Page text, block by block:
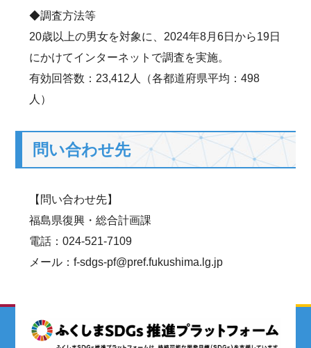
◆調査方法等
20歳以上の男女を対象に、2024年8月6日から19日
にかけてインターネットで調査を実施。
有効回答数：23,412人（各都道府県平均：498
人）
問い合わせ先
【問い合わせ先】
福島県復興・総合計画課
電話：024-521-7109
メール：f-sdgs-pf@pref.fukushima.lg.jp